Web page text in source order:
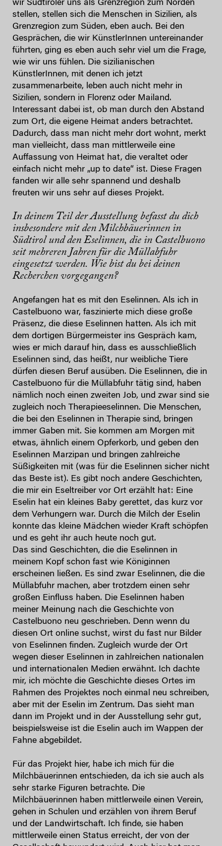
wir Südtiroler uns als Grenzregion zum Norden
stellen, stellen sich die Menschen in Sizilien, als
Grenzregion zum Süden, eben auch. Bei den
Gesprächen, die wir KünstlerInnen untereinander
führten, ging es eben auch sehr viel um die Frage,
wie wir uns fühlen. Die sizilianischen
KünstlerInnen, mit denen ich jetzt
zusammenarbeite, leben auch nicht mehr in
Sizilien, sondern in Florenz oder Mailand.
Interessant dabei ist, ob man durch den Abstand
zum Ort, die eigene Heimat anders betrachtet.
Dadurch, dass man nicht mehr dort wohnt, merkt
man vielleicht, dass man mittlerweile eine
Auffassung von Heimat hat, die veraltet oder
einfach nicht mehr „up to date“ ist. Diese Fragen
fanden wir alle sehr spannend und deshalb
freuten wir uns sehr auf dieses Projekt.
In deinem Teil der Ausstellung befasst du dich
insbesondere mit den Milchbäuerinnen in
Südtirol und den Eselinnen, die in Castelbuono
seit mehreren Jahren für die Müllabfuhr
eingesetzt werden. Wie bist du bei deinen
Recherchen vorgegangen?
Angefangen hat es mit den Eselinnen. Als ich in
Castelbuono war, faszinierte mich diese große
Präsenz, die diese Eselinnen hatten. Als ich mit
dem dortigen Bürgermeister ins Gespräch kam,
wies er mich darauf hin, dass es ausschließlich
Eselinnen sind, das heißt, nur weibliche Tiere
dürfen diesen Beruf ausüben. Die Eselinnen, die in
Castelbuono für die Müllabfuhr tätig sind, haben
nämlich noch einen zweiten Job, und zwar sind sie
zugleich noch Therapieeselinnen. Die Menschen,
die bei den Eselinnen in Therapie sind, bringen
immer Gaben mit. Sie kommen am Morgen mit
etwas, ähnlich einem Opferkorb, und geben den
Eselinnen Marzipan und bringen zahlreiche
Süßigkeiten mit (was für die Eselinnen sicher nicht
das Beste ist). Es gibt noch andere Geschichten,
die mir ein Eseltreiber vor Ort erzählt hat: Eine
Eselin hat ein kleines Baby gerettet, das kurz vor
dem Verhungern war. Durch die Milch der Eselin
konnte das kleine Mädchen wieder Kraft schöpfen
und es geht ihr auch heute noch gut.
Das sind Geschichten, die die Eselinnen in
meinem Kopf schon fast wie Königinnen
erscheinen ließen. Es sind zwar Eselinnen, die die
Müllabfuhr machen, aber trotzdem einen sehr
großen Einfluss haben. Die Eselinnen haben
meiner Meinung nach die Geschichte von
Castelbuono neu geschrieben. Denn wenn du
diesen Ort online suchst, wirst du fast nur Bilder
von Eselinnen finden. Zugleich wurde der Ort
wegen dieser Eselinnen in zahlreichen nationalen
und internationalen Medien erwähnt. Ich dachte
mir, ich möchte die Geschichte dieses Ortes im
Rahmen des Projektes noch einmal neu schreiben,
aber mit der Eselin im Zentrum. Das sieht man
dann im Projekt und in der Ausstellung sehr gut,
beispielsweise ist die Eselin auch im Wappen der
Fahne abgebildet.
Für das Projekt hier, habe ich mich für die
Milchbäuerinnen entschieden, da ich sie auch als
sehr starke Figuren betrachte. Die
Milchbäuerinnen haben mittlerweile einen Verein,
gehen in Schulen und erzählen von ihrem Beruf
und der Landwirtschaft. Ich finde, sie haben
mittlerweile einen Status erreicht, der von der